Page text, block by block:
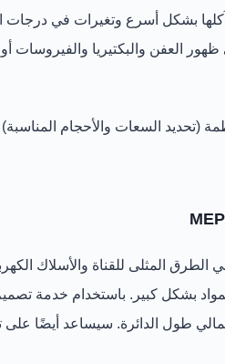
بشكل أسرع وتغيرات في درجات
العفن والبكتيريا والفيروسات أو
(تحديد السعات والأحجام المناسبة)
المثلى للقناة والأسلاك
طول الدائرة. سيساعد أيضًا